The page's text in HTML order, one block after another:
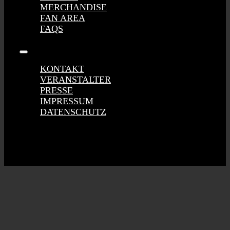
MERCHANDISE
FAN AREA
FAQS
Toggle
KONTAKT
VERANSTALTER
PRESSE
IMPRESSUM
DATENSCHUTZ